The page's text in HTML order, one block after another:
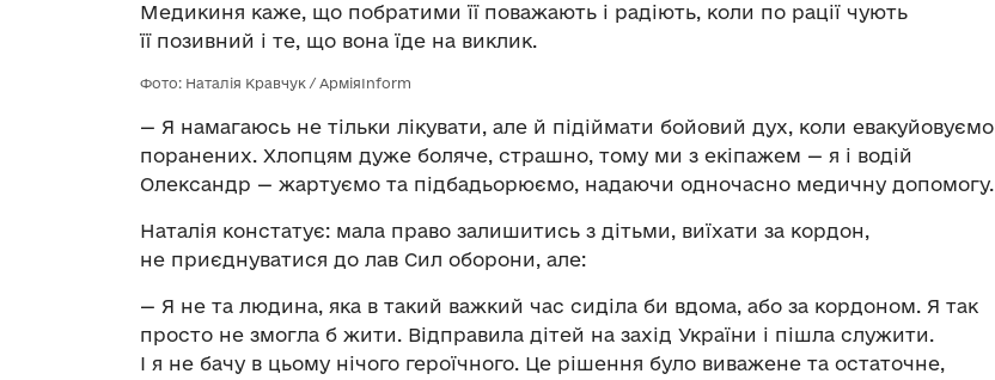
Медикиня каже, що побратими її поважають і радіють, коли по рації чують
її позивний і те, що вона їде на виклик.
Фото: Наталія Кравчук / АрміяInform
— Я намагаюсь не тільки лікувати, але й підіймати бойовий дух, коли евакуйовуємо
поранених. Хлопцям дуже боляче, страшно, тому ми з екіпажем — я і водій
Олександр — жартуємо та підбадьорюємо, надаючи одночасно медичну допомогу.
Наталія констатує: мала право залишитись з дітьми, виїхати за кордон,
не приєднуватися до лав Сил оборони, але:
— Я не та людина, яка в такий важкий час сиділа би вдома, або за кордоном. Я так
просто не змогла б жити. Відправила дітей на захід України і пішла служити.
І я не бачу в цьому нічого героїчного. Це рішення було виважене та остаточне,